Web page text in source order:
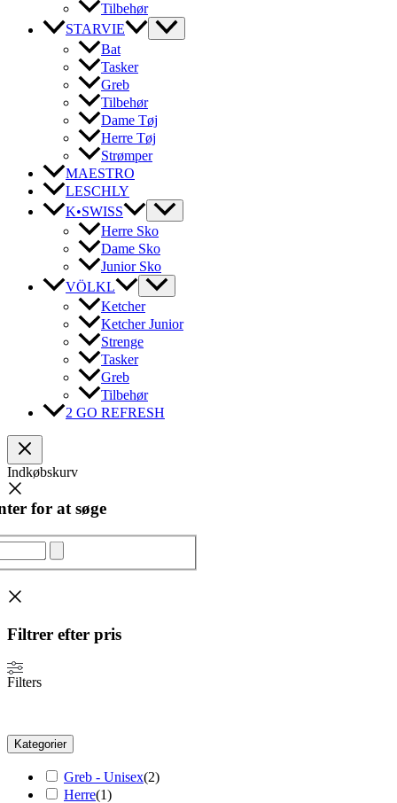
Tilbehør
STARVIE
Bat
Tasker
Greb
Tilbehør
Dame Tøj
Herre Tøj
Strømper
MAESTRO
LESCHLY
K•SWISS
Herre Sko
Dame Sko
Junior Sko
VÖLKL
Ketcher
Ketcher Junior
Strenge
Tasker
Greb
Tilbehør
2 GO REFRESH
Indkøbskurv
for at søge
Filtrer efter pris
Filters
Kategorier
Greb - Unisex(2)
Herre(1)